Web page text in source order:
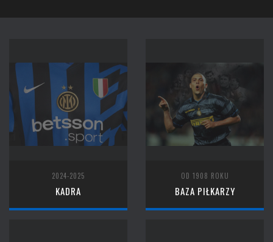
2024-2025
KADRA
OD 1908 ROKU
BAZA PIŁKARZY